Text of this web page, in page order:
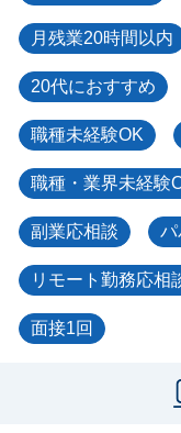
月残業20時間以内
20代におすすめ
職種未経験OK
職種・業界未経験
副業応相談 パ
リモート勤務応相
面接1回